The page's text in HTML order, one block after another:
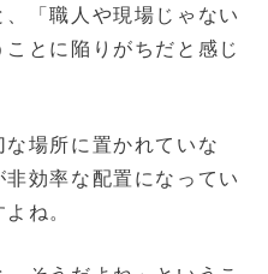
「職人や現場じゃない
とに陥りがちだと感じ
場所に置かれていな
効率な配置になってい
ね。